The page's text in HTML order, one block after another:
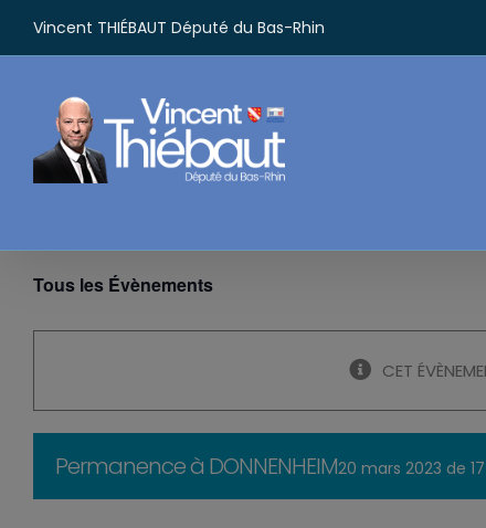
contenu
Vincent THIÉBAUT Député du Bas-Rhin
Tous les Évènements
CET
Permanence à DONNENHEIM20 mars 2023 de